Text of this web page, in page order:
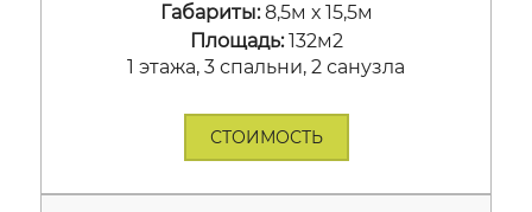
Габариты:8,5м х 15,5м
Площадь:132м2
1 этажа, 3 спальни, 2 санузла
СТОИМОСТЬ